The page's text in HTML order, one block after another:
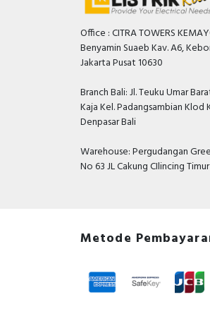
Office : CITRA TOWERS
Benyamin Suaeb Kav. A6,
Jakarta Pusat 10630
Branch Bali: Jl. Teuku Umar
Kaja Kel. Padangsambian
Denpasar Bali
Warehouse: Pergudangan
No 63 JL Cakung CIlincing
Metode